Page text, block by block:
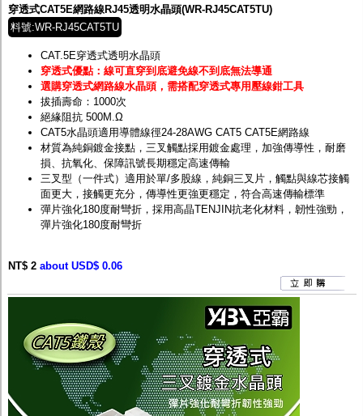
穿透式CAT5E網路線RJ45透明水晶頭(WR-RJ45CAT5TU)
料號:WR-RJ45CAT5TU
CAT.5E穿透式透明水晶頭
穿透式優點：線可直穿到底避免線不到底無法導通
選購穿透式網路線水晶頭，需搭配穿透式專用壓線鉗工具
拔插壽命：1000次
絕緣阻抗 500M.Ω
CAT5水晶頭適用導體線徑24-28AWG CAT5 CAT5E網路線
材質為純銅鍍金接點，三叉觸點採用鍍金處理，加強傳導性，耐磨
損、抗氧化、保障訊號長期穩定高速傳輸
三叉型（一件式）適用於單/多股線，純銅三叉片，觸點與線芯接觸
面更大，接觸更充分，傳導性更強更穩定，符合高速傳輸標準
彈片強化180度耐彎折，採用高晶TENJIN抗老化材料，韌性強勁，
彈片強化180度耐彎折
NT$ 2 about USD$ 0.06